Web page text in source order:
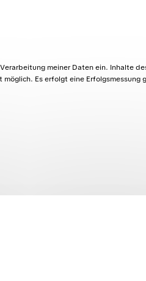
meiner Daten ein. Inhalte
Es erfolgt eine Erfolgsmessung